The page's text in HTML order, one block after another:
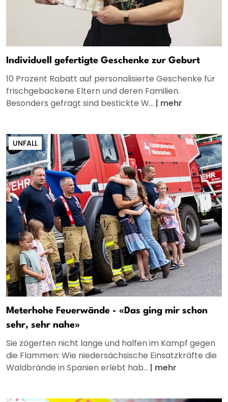
Individuell gefertigte Geschenke zur Geburt
10 Prozent Rabatt auf personalisierte Geschenke für
frischgebackene Eltern und deren Familien.
Besonders gefragt sind bestickte W... | mehr
UNFALL
Meterhohe Feuerwände - «Das ging mir schon
sehr, sehr nahe»
Sie zögerten nicht lange und halfen im Kampf gegen
die Flammen: Wie niedersächsische Einsatzkräfte die
Waldbrände in Spanien erlebt hab... | mehr